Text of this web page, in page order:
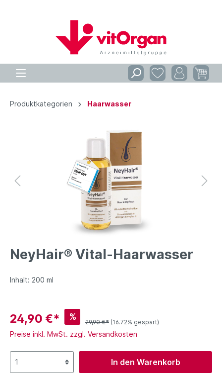
Produktkategorien Haarwasser
NeyHair® Vital-Haarwasser
Inhalt: 200 ml
24,90 €* %
29,90 €* (16.72% gespart)
Preise inkl. MwSt. zzgl. Versandkosten
In den Warenkorb